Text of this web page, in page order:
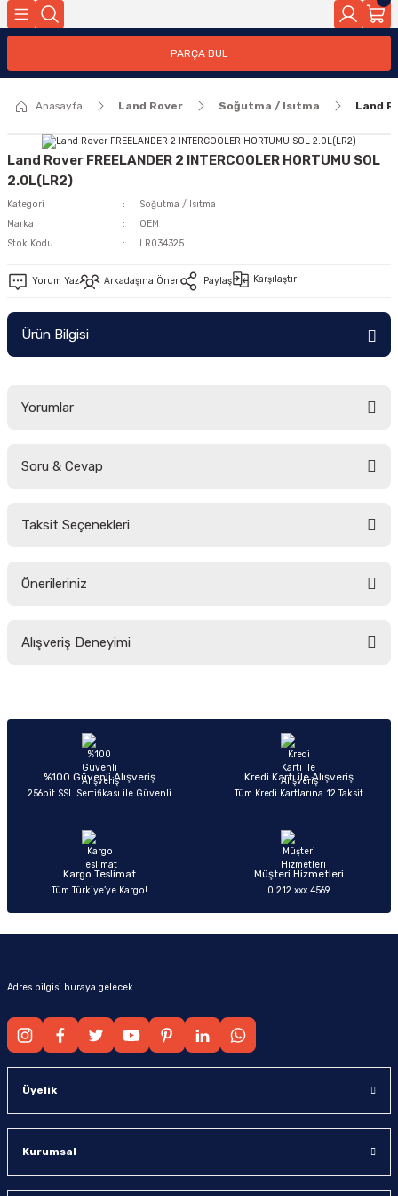
PARÇA BUL
Anasayfa Land Rover Soğutma / Isıtma Land
Land Rover FREELANDER 2 INTERCOOLER HORTUMU SOL
2.0L(LR2)
Kategori
Soğutma / Isıtma
Marka
OEM
Stok Kodu
LR034325
Yorum Yaz Arkadaşına Öner Paylaş Karşılaştır
Ürün Bilgisi
Yorumlar
Soru & Cevap
Taksit Seçenekleri
Önerileriniz
yetersiz gördüğünüz noktaları öneri formunu kullanarak tarafımıza
Ürün açıklamasında eksik bilgiler bulunuyor.
Ürün bilgilerinde hatalar bulunuyor.
Ürün fiyatı diğer sitelerden daha pahalı.
Alışveriş Deneyimi
Sitemize ilk yorumu siz yapın!
%100 Güvenli Alışveriş
256bit SSL Sertifikası ile Güvenli
Kredi Kartı ile Alışveriş
Tüm Kredi Kartlarına 12 Taksit
Kargo Teslimat
Tüm Türkiye’ye Kargo!
Müşteri Hizmetleri
0 212 xxx 4569
Adres bilgisi buraya gelecek.
Üyelik
Kurumsal